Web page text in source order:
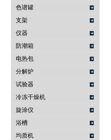
色谱罐
支架
仪器
防潮箱
电热包
分解炉
试验器
冷冻干燥机
旋涂仪
浴槽
均质机